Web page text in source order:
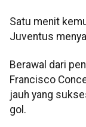
Satu menit
Juventus
Berawal dari
Francisco
jauh yang
gol.